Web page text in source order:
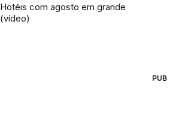
Hotéis com agosto em grande
(vídeo)
PUB